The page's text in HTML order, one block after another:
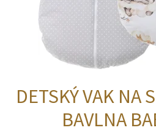
DETSKÝ VAK NA
BAVLNA